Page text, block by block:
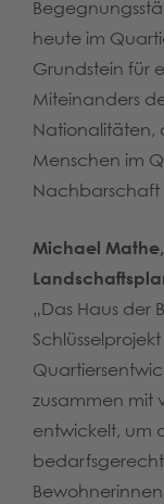
heute im
Grundstein für
Miteinanders
Nationalitäten,
Menschen im
Nachbarschaft
Michael
„Das Haus der
zusammen mit
entwickelt, um